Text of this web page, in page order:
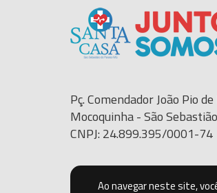
Ao navegar neste site,
Pç. Comendador João Pio
Mocoquinha - São
CNPJ: 24.899.395/0001-74